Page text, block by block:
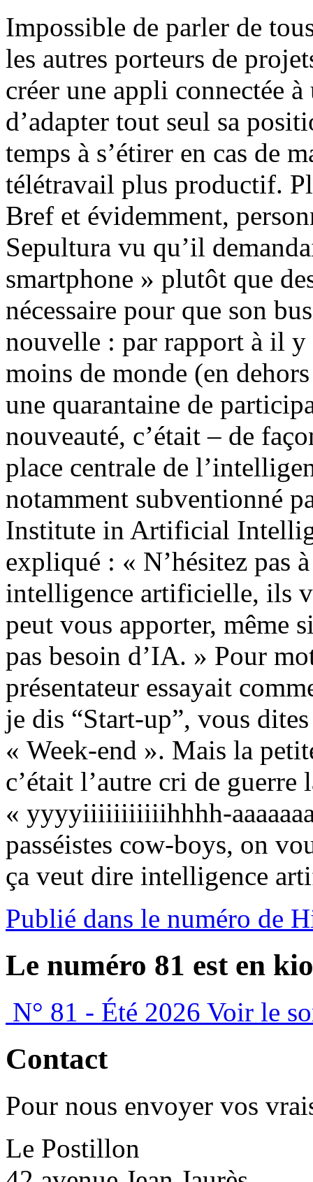
Impossible de parler de
les autres porteurs de
créer une appli connectée
d’adapter tout seul sa
temps à s’étirer en cas de
télétravail plus productif.
Bref et évidemment,
Sepultura vu qu’il
smartphone » plutôt que
nécessaire pour que son
nouvelle : par rapport à il
moins de monde (en
une quarantaine de
nouveauté, c’était – de
place centrale de
notamment subventionné
Institute in Artificial
expliqué : « N’hésitez pas
intelligence artificielle, ils
peut vous apporter, même
pas besoin d’IA. » Pour
présentateur essayait
je dis “Start-up”, vous
« Week-end ». Mais la
c’était l’autre cri de guerre
« yyyyiiiiiiiiiiihhhh-
passéistes cow-boys, on
ça veut dire intelligence
Publié dans le numéro de
Le numéro 81 est en
N° 81 - Été 2026 Voir le
Contact
Pour nous envoyer vos
Le Postillon